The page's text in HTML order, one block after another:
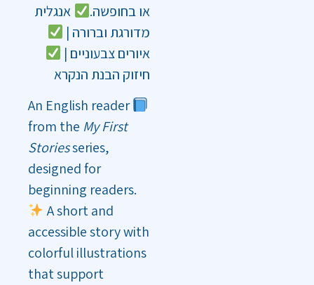
או בחופשה.
אנגלית
מדורגת וברורה |
איורים צבעוניים |
חיזוק הבנת הנקרא
An English reader
from the My First
Storiesseries,
designed for
beginning readers.
A short and
accessible story with
colorful illustrations
that support